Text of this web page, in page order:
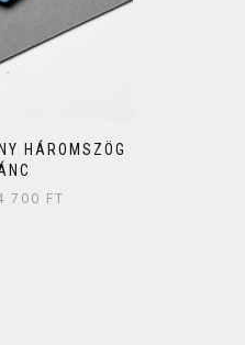
HÁROMSZÖG
700 FT